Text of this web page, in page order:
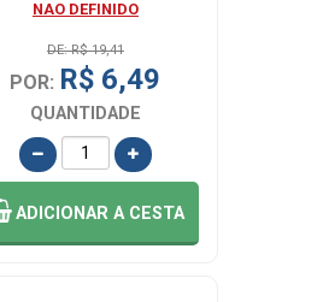
NAO DEFINIDO
DE: R$ 19,41
POR: R$ 6,49
QUANTIDADE
ADICIONARA CESTA